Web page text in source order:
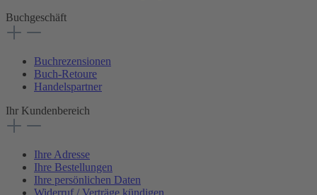
Buchgeschäft
Buchrezensionen
Buch-Retoure
Handelspartner
Ihr Kundenbereich
Ihre Adresse
Ihre Bestellungen
Ihre persönlichen Daten
Widerruf / Verträge kündigen